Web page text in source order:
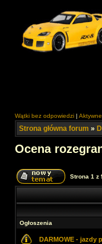
Wątki bez odpowiedzi |
Strona główna forum »
Ocena
Strona 1 z
Ogłoszenia
DARMOWE - jazdy